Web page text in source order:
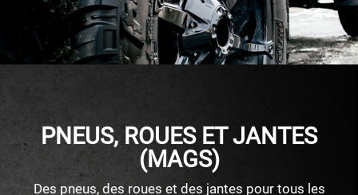
PNEUS, ROUES ET JANTES
(MAGS)
Des pneus, des roues et des jantes pour tous les